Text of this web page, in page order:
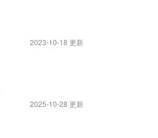
2023-10-18 更新
2025-10-28 更新